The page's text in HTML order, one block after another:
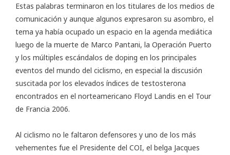
Estas palabras terminaron en los titulares de los medios de
comunicación y aunque algunos expresaron su asombro, el
tema ya había ocupado un espacio en la agenda mediática
luego de la muerte de Marco Pantani, la Operación Puerto
y los múltiples escándalos de doping en los principales
eventos del mundo del ciclismo, en especial la discusión
suscitada por los elevados índices de testosterona
encontrados en el norteamericano Floyd Landis en el Tour
de Francia 2006.
Al ciclismo no le faltaron defensores y uno de los más
vehementes fue el Presidente del COI, el belga Jacques